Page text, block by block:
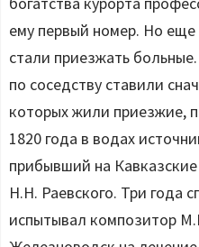
ему первый номер. Но еще
стали приезжать
по соседству ставили
которых жили приезжие,
1820 года в водах
прибывший на
Н.Н. Раевского. Три года
испытывал композитор